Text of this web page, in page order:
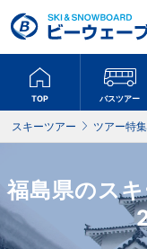
TOP バスツアー
スキーツアー ツアー特集
福島県のス